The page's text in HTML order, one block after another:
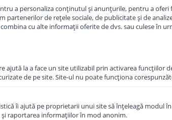
sulfat de cupru, vitamina A (acetat de
de organisme de control independente
intocmai!
pot afecta sanatatea copilului dumneavoastra.
camerei, pe toata perioada de valabilitate. Din
sa evitati fluctuatiile de temperatura.
a personaliza conținutul și anunțurile, pentru a
partenerilor de rețele sociale, de publicitate și de
cu alte informații oferite de dvs. sau culese în
ajută la a face un site utilizabil prin activarea funcţiilor
de pe site. Site-ul nu poate funcţiona
îi ajută pe proprietarii unui site să înţeleagă modul
şi raportarea informaţiilor în mod anonim.